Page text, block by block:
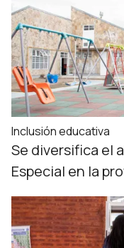
Inclusión educativa
Se diversifica el
Especial en la